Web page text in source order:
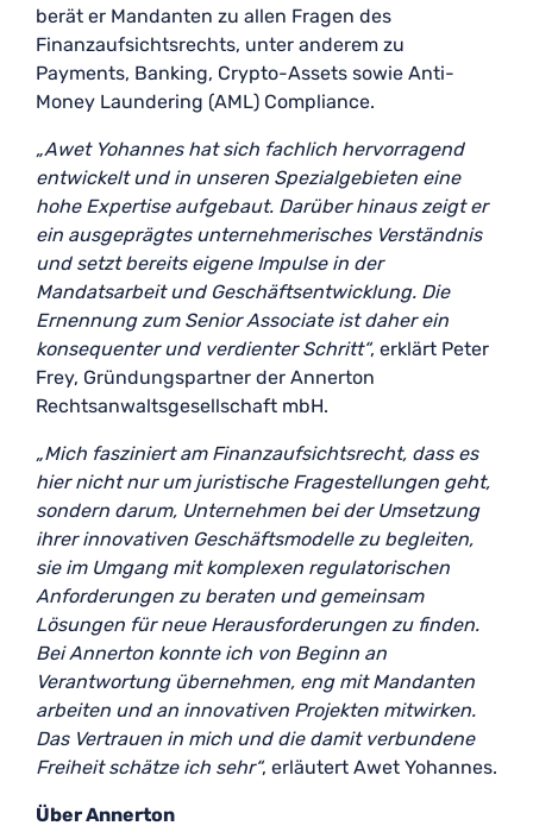
berät er Mandanten zu allen Fragen des
Finanzaufsichtsrechts, unter anderem zu
Payments, Banking, Crypto-Assets sowie Anti-
Money Laundering (AML) Compliance.
„Awet Yohannes hat sich fachlich hervorragend
entwickelt und in unseren Spezialgebieten eine
hohe Expertise aufgebaut. Darüber hinaus zeigt er
ein ausgeprägtes unternehmerisches Verständnis
und setzt bereits eigene Impulse in der
Mandatsarbeit und Geschäftsentwicklung. Die
Ernennung zum Senior Associate ist daher ein
konsequenter und verdienter Schritt“, erklärt Peter
Frey, Gründungspartner der Annerton
Rechtsanwaltsgesellschaft mbH.
„Mich fasziniert am Finanzaufsichtsrecht, dass es
hier nicht nur um juristische Fragestellungen geht,
sondern darum, Unternehmen bei der Umsetzung
ihrer innovativen Geschäftsmodelle zu begleiten,
sie im Umgang mit komplexen regulatorischen
Anforderungen zu beraten und gemeinsam
Lösungen für neue Herausforderungen zu finden.
Bei Annerton konnte ich von Beginn an
Verantwortung übernehmen, eng mit Mandanten
arbeiten und an innovativen Projekten mitwirken.
Das Vertrauen in mich und die damit verbundene
Freiheit schätze ich sehr“, erläutert Awet Yohannes.
Über Annerton